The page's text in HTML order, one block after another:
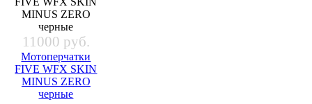
11000 руб.
Мотоперчатки
FIVE WFX SKIN
MINUS ZERO
черные